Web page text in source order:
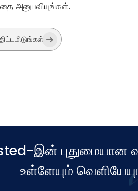
அனுபவியுங்கள்.
இன் புதுமையான
உள்ளேயும்